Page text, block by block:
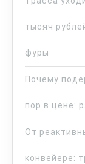
тысяч
фуры
Почему
пор в цене:
От
конвейере: